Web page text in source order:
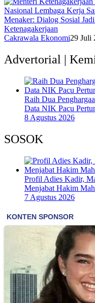
Menaker: Dialog Sosial
Ketenagakerjaan
Cakrawala Ekonomi29 Juli
Advertorial |
Raih Dua
Data NIK Pacu
8 Agustus 2026
SOSOK
Profil Adies Kadir,
Menjabat Hakim
7 Agustus 2026